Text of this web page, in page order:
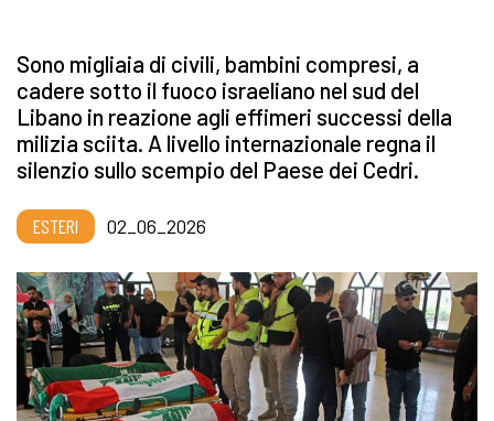
Sono migliaia di civili, bambini compresi, a
cadere sotto il fuoco israeliano nel sud del
Libano in reazione agli effimeri successi della
milizia sciita. A livello internazionale regna il
silenzio sullo scempio del Paese dei Cedri.
ESTERI 02_06_2026